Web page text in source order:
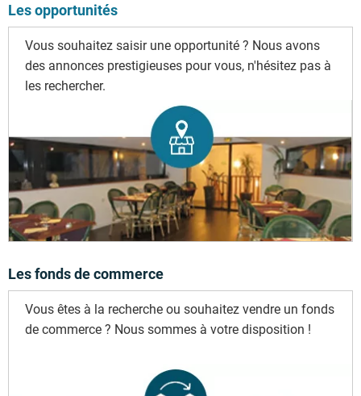
Les opportunités
Vous souhaitez saisir une opportunité ? Nous avons
des annonces prestigieuses pour vous, n'hésitez pas à
les rechercher.
Les fonds de commerce
Vous êtes à la recherche ou souhaitez vendre un fonds
de commerce ? Nous sommes à votre disposition !